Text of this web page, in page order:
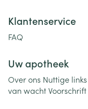
Klantenservice
FAQ
Uw apotheek
Over ons Nuttige links
van wachtVoorschrift